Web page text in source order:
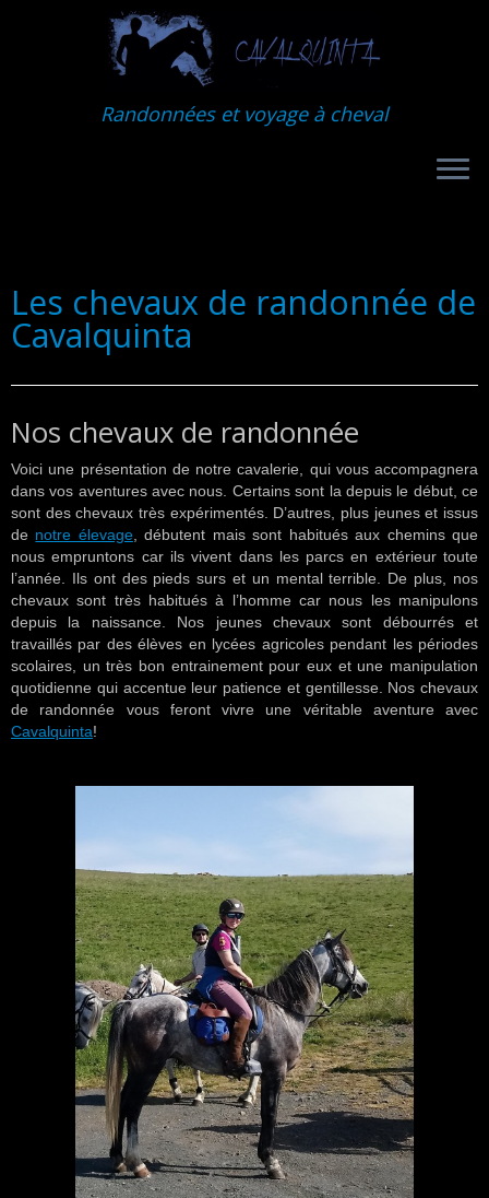
Randonnées et voyage à cheval
Les chevaux de randonnée de
Cavalquinta
Nos chevaux de randonnée
Voici une présentation de notre cavalerie, qui vous accompagnera
dans vos aventures avec nous. Certains sont la depuis le début, ce
sont des chevaux très expérimentés. D’autres, plus jeunes et issus
de notre élevage, débutent mais sont habitués aux chemins que
nous empruntons car ils vivent dans les parcs en extérieur toute
l’année. Ils ont des pieds surs et un mental terrible. De plus, nos
chevaux sont très habitués à l’homme car nous les manipulons
depuis la naissance. Nos jeunes chevaux sont débourrés et
travaillés par des élèves en lycées agricoles pendant les périodes
scolaires, un très bon entrainement pour eux et une manipulation
quotidienne qui accentue leur patience et gentillesse. Nos chevaux
de randonnée vous feront vivre une véritable aventure avec
Cavalquinta!